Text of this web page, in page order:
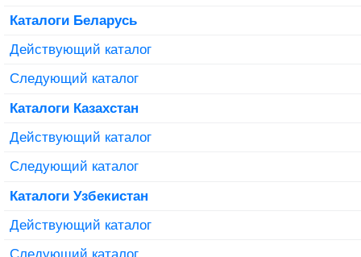
Каталоги Беларусь
Действующий каталог
Следующий каталог
Каталоги Казахстан
Действующий каталог
Следующий каталог
Каталоги Узбекистан
Действующий каталог